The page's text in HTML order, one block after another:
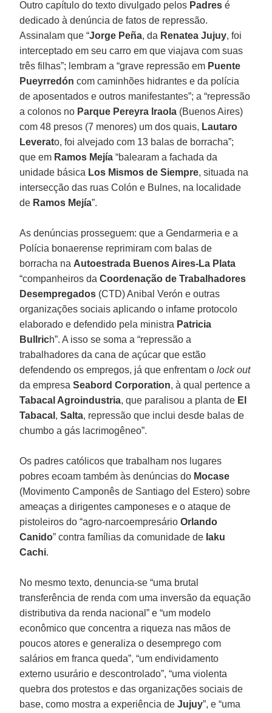
Outro capítulo do texto divulgado pelos Padres é
dedicado à denúncia de fatos de repressão.
Assinalam que “Jorge Peña, da Renatea Jujuy, foi
interceptado em seu carro em que viajava com suas
três filhas”; lembram a “grave repressão em Puente
Pueyrredón com caminhões hidrantes e da polícia
de aposentados e outros manifestantes”; a “repressão
a colonos no Parque Pereyra Iraola (Buenos Aires)
com 48 presos (7 menores) um dos quais, Lautaro
Leverato, foi alvejado com 13 balas de borracha”;
que em Ramos Mejía “balearam a fachada da
unidade básica Los Mismos de Siempre, situada na
intersecção das ruas Colón e Bulnes, na localidade
de Ramos Mejía”.
As denúncias prosseguem: que a Gendarmeria e a
Polícia bonaerense reprimiram com balas de
borracha na Autoestrada Buenos Aires-La Plata
“companheiros daCoordenação de Trabalhadores
Desempregados (CTD) Anibal Verón e outras
organizações sociais aplicando o infame protocolo
elaborado e defendido pela ministra Patricia
Bullrich”. A isso se soma a “repressão a
trabalhadores da cana de açúcar que estão
defendendo os empregos, já que enfrentam olock out
da empresaSeabord Corporation, à qual pertence a
Tabacal Agroindustria, que paralisou a planta de El
Tabacal ,Salta, repressão que inclui desde balas de
chumbo a gás lacrimogêneo”.
Os padres católicos que trabalham nos lugares
pobres ecoam também às denúncias do Mocase
(Movimento Camponês de Santiago del Estero) sobre
ameaças a dirigentes camponeses e o ataque de
pistoleiros do “agro-narcoempresárioOrlando
Canido” contra famílias da comunidade de Iaku
Cachi.
No mesmo texto, denuncia-se “uma brutal
transferência de renda com uma inversão da equação
distributiva da renda nacional” e “um modelo
econômico que concentra a riqueza nas mãos de
poucos atores e generaliza o desemprego com
salários em franca queda”, “um endividamento
externo usurário e descontrolado”, “uma violenta
quebra dos protestos e das organizações sociais de
base, como mostra a experiência deJujuy”, e “uma